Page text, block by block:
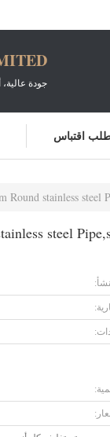
جودة
اقتباس
Round stainless steel
steel